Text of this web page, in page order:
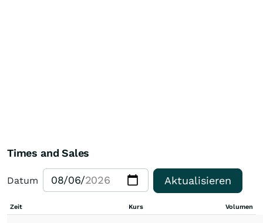
Times and Sales
Datum Aktualisieren
Zeit Kurs Volumen